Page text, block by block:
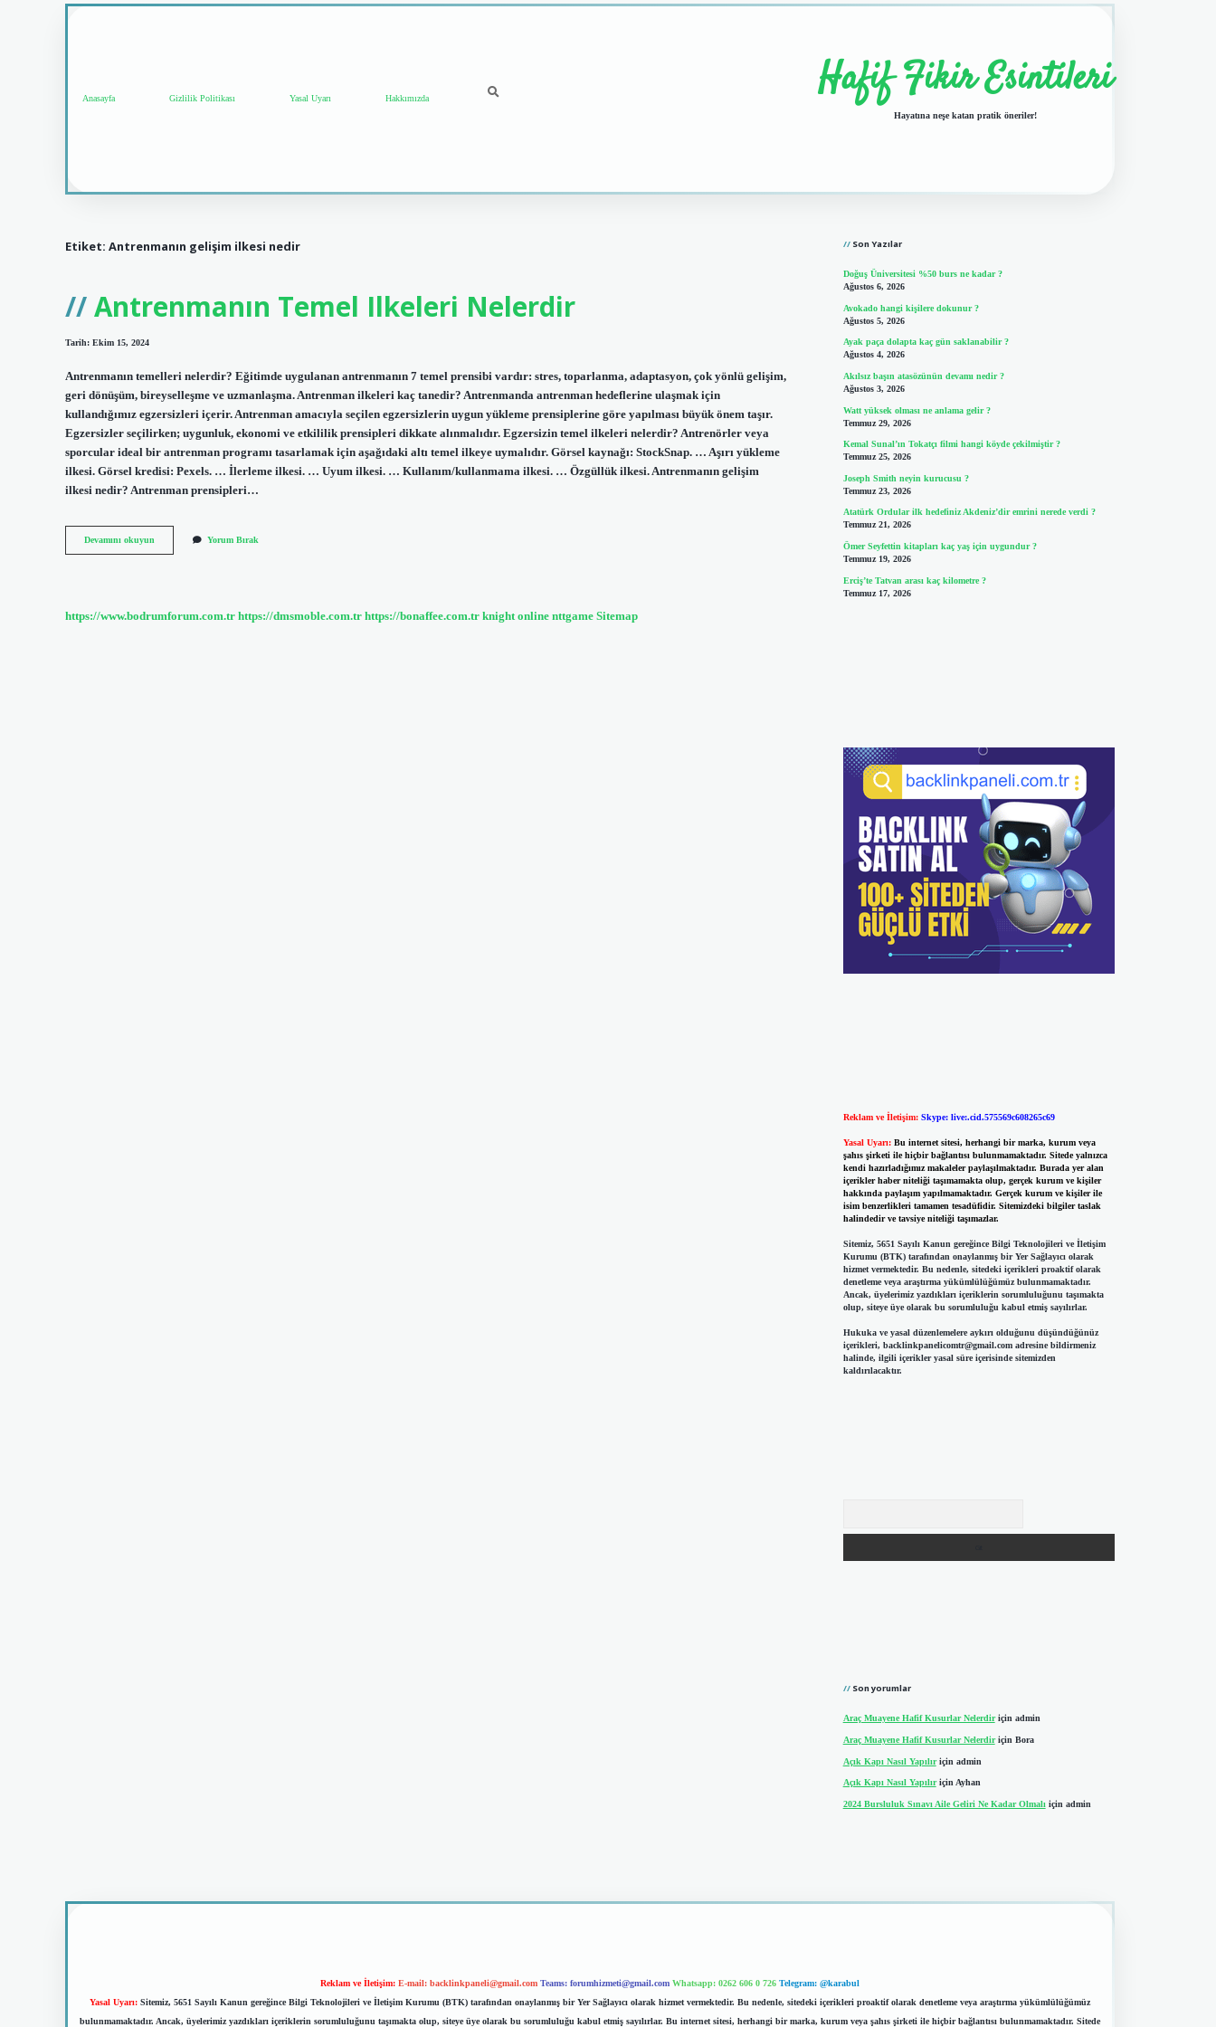
Anasayfa Gizlilik Politikası Yasal Uyarı Hakkımızda Hafif Fikir Esintileri
Hayatına neşe katan pratik öneriler!
Etiket: Antrenmanın gelişim ilkesi nedir
Antrenmanın Temel Ilkeleri Nelerdir
Tarih: Ekim 15, 2024
Antrenmanın temelleri nelerdir? Eğitimde uygulanan antrenmanın 7 temel prensibi vardır: stres, toparlanma, adaptasyon, çok yönlü gelişim,
geri dönüşüm, bireyselleşme ve uzmanlaşma. Antrenman ilkeleri kaç tanedir? Antrenmanda antrenman hedeflerine ulaşmak için
kullandığımız egzersizleri içerir. Antrenman amacıyla seçilen egzersizlerin uygun yükleme prensiplerine göre yapılması büyük önem taşır.
Egzersizler seçilirken; uygunluk, ekonomi ve etkililik prensipleri dikkate alınmalıdır. Egzersizin temel ilkeleri nelerdir? Antrenörler veya
sporcular ideal bir antrenman programı tasarlamak için aşağıdaki altı temel ilkeye uymalıdır. Görsel kaynağı: StockSnap. … Aşırı yükleme
ilkesi. Görsel kredisi: Pexels. … İlerleme ilkesi. … Uyum ilkesi. … Kullanım/kullanmama ilkesi. … Özgüllük ilkesi. Antrenmanın gelişim
ilkesi nedir? Antrenman prensipleri…
Devamını okuyun Antrenmanın
Temel
Yorum Bırak
https://www.bodrumforum.com.tr https://dmsmoble.com.tr https://bonaffee.com.tr knight online nttgame Sitemap
Son Yazılar
Doğuş Üniversitesi %50 burs ne kadar ?
Ağustos 6, 2026
Avokado hangi kişilere dokunur ?
Ağustos 5, 2026
Ayak paça dolapta kaç gün saklanabilir ?
Ağustos 4, 2026
Akılsız başın atasözünün devamı nedir ?
Ağustos 3, 2026
Watt yüksek olması ne anlama gelir ?
Temmuz 29, 2026
Kemal Sunal’ın Tokatçı filmi hangi köyde çekilmiştir ?
Temmuz 25, 2026
Joseph Smith neyin kurucusu ?
Temmuz 23, 2026
Atatürk Ordular ilk hedefiniz Akdeniz’dir emrini nerede verdi ?
Temmuz 21, 2026
Ömer Seyfettin kitapları kaç yaş için uygundur ?
Temmuz 19, 2026
Erciş’te Tatvan arası kaç kilometre ?
Temmuz 17, 2026
Reklam ve İletişim: Skype: live:.cid.575569c608265c69
Yasal Uyarı: Bu internet sitesi, herhangi bir marka, kurum veya
şahıs şirketi ile hiçbir bağlantısı bulunmamaktadır. Sitede yalnızca
kendi hazırladığımız makaleler paylaşılmaktadır. Burada yer alan
içerikler haber niteliği taşımamakta olup, gerçek kurum ve kişiler
hakkında paylaşım yapılmamaktadır. Gerçek kurum ve kişiler ile
isim benzerlikleri tamamen tesadüfidir. Sitemizdeki bilgiler taslak
halindedir ve tavsiye niteliği taşımazlar.
Sitemiz, 5651 Sayılı Kanun gereğince Bilgi Teknolojileri ve İletişim
Kurumu (BTK) tarafından onaylanmış bir Yer Sağlayıcı olarak
hizmet vermektedir. Bu nedenle, sitedeki içerikleri proaktif olarak
denetleme veya araştırma yükümlülüğümüz bulunmamaktadır.
Ancak, üyelerimiz yazdıkları içeriklerin sorumluluğunu taşımakta
olup, siteye üye olarak bu sorumluluğu kabul etmiş sayılırlar.
Hukuka ve yasal düzenlemelere aykırı olduğunu düşündüğünüz
içerikleri, backlinkpanelicomtr@gmail.comadresine bildirmeniz
halinde, ilgili içerikler yasal süre içerisinde sitemizden
kaldırılacaktır.
Son yorumlar
Araç Muayene Hafif Kusurlar Nelerdiriçin admin
Araç Muayene Hafif Kusurlar Nelerdiriçin Bora
Açık Kapı Nasıl Yapılıriçin admin
Açık Kapı Nasıl Yapılıriçin Ayhan
2024 Bursluluk Sınavı Aile Geliri Ne Kadar Olmalıiçin admin
Reklam ve İletişim: E-mail: backlinkpaneli@gmail.com Teams: forumhizmeti@gmail.com Whatsapp: 0262 606 0 726 Telegram: @karabul
Yasal Uyarı: Sitemiz, 5651 Sayılı Kanun gereğince Bilgi Teknolojileri ve İletişim Kurumu (BTK) tarafından onaylanmış bir Yer Sağlayıcı olarak hizmet vermektedir. Bu nedenle, sitedeki içerikleri proaktif olarak denetleme veya araştırma yükümlülüğümüz
bulunmamaktadır. Ancak, üyelerimiz yazdıkları içeriklerin sorumluluğunu taşımakta olup, siteye üye olarak bu sorumluluğu kabul etmiş sayılırlar. Bu internet sitesi, herhangi bir marka, kurum veya şahıs şirketi ile hiçbir bağlantısı bulunmamaktadır. Sitede